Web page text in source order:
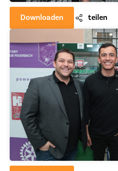
Downloaden teilen